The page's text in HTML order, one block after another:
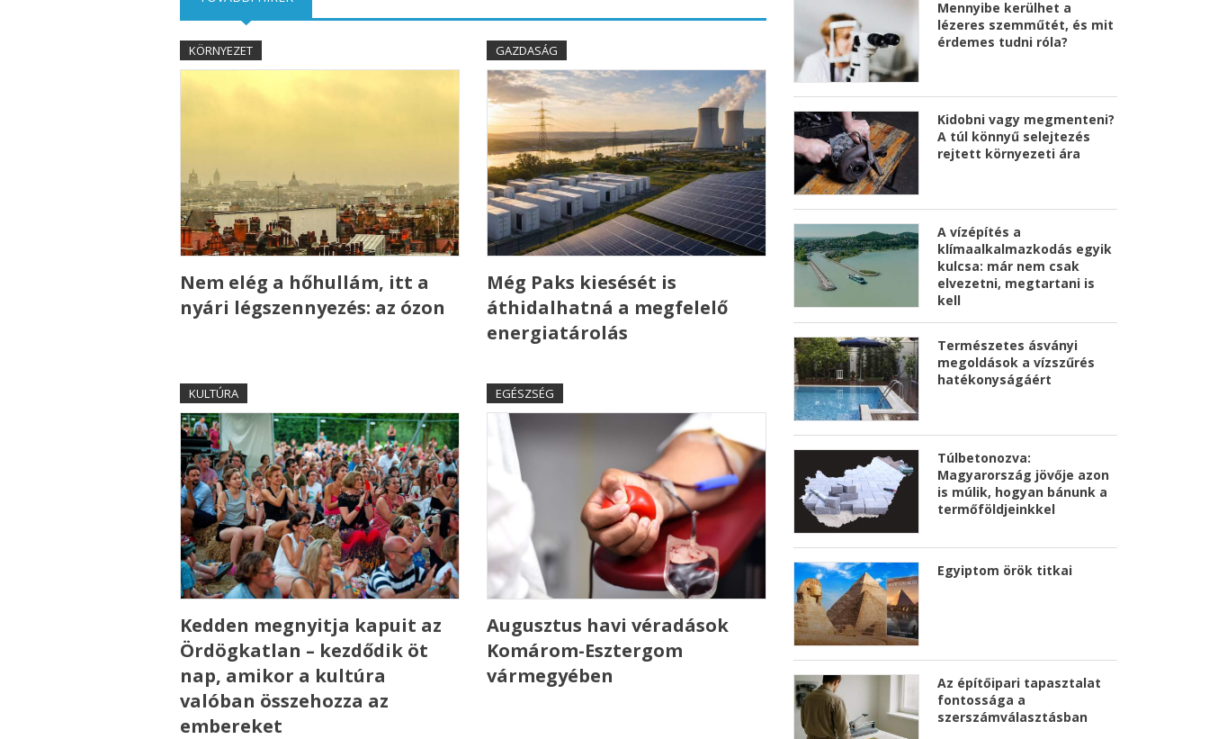
KÖRNYEZET
Nem elég a hőhullám, itt a
nyári légszennyezés: az ózon
GAZDASÁG
Még Paks kiesését is
áthidalhatná a megfelelő
energiatárolás
KULTÚRA
Kedden megnyitja kapuit az
Ördögkatlan – kezdődik öt
nap, amikor a kultúra
valóban összehozza az
embereket
EGÉSZSÉG
Augusztus havi véradások
Komárom-Esztergom
vármegyében
Mennyibe kerülhet a
lézeres szemműtét, és mit
érdemes tudni róla?
Kidobni vagy megmenteni?
A túl könnyű selejtezés
rejtett környezeti ára
A vízépítés a
klímaalkalmazkodás egyik
kulcsa: már nem csak
elvezetni, megtartani is
kell
Természetes ásványi
megoldások a vízszűrés
hatékonyságáért
Túlbetonozva:
Magyarország jövője azon
is múlik, hogyan bánunk a
termőföldjeinkkel
Egyiptom örök titkai
Az építőipari tapasztalat
fontossága a
szerszámválasztásban